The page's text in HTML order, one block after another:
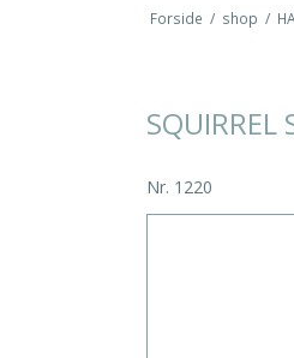
Forside / shop /
Nr. 1220